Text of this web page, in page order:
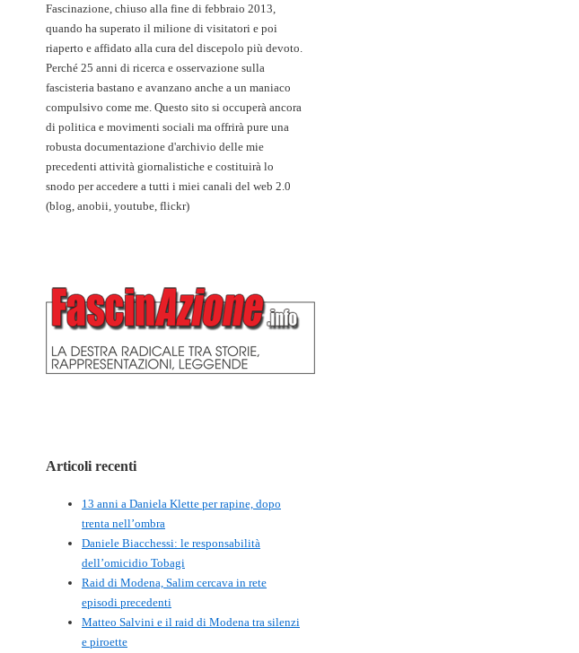
Fascinazione, chiuso alla fine di febbraio 2013,
quando ha superato il milione di visitatori e poi
riaperto e affidato alla cura del discepolo più devoto.
Perché 25 anni di ricerca e osservazione sulla
fascisteria bastano e avanzano anche a un maniaco
compulsivo come me. Questo sito si occuperà ancora
di politica e movimenti sociali ma offrirà pure una
robusta documentazione d'archivio delle mie
precedenti attività giornalistiche e costituirà lo
snodo per accedere a tutti i miei canali del web 2.0
(blog, anobii, youtube, flickr)
Articoli recenti
13 anni a Daniela Klette per rapine, dopo
trenta nell’ombra
Daniele Biacchessi: le responsabilità
dell’omicidio Tobagi
Raid di Modena, Salim cercava in rete
episodi precedenti
Matteo Salvini e il raid di Modena tra silenzi
e piroette